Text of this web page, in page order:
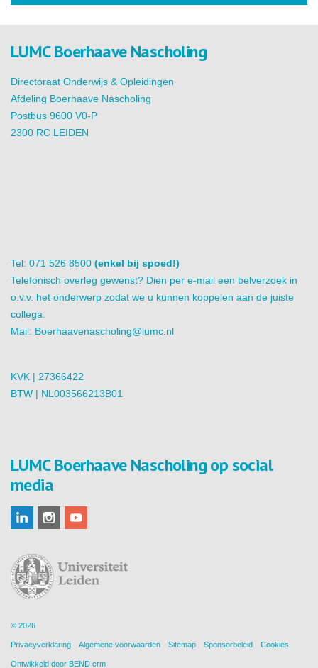
LUMC Boerhaave Nascholing
Directoraat Onderwijs & Opleidingen
Afdeling Boerhaave Nascholing
Postbus 9600 V0-P
2300 RC LEIDEN
Tel: 071 526 8500 (enkel bij spoed!)
Telefonisch overleg gewenst? Dien per e-mail een belverzoek in
o.v.v. het onderwerp zodat we u kunnen koppelen aan de juiste
collega.
Mail: Boerhaavenascholing@lumc.nl
KVK | 27366422
BTW | NL003566213B01
LUMC Boerhaave Nascholing op social
media
© 2026
Privacyverklaring Algemene voorwaarden Sitemap Sponsorbeleid Cookies
Ontwikkeld door BEND crm